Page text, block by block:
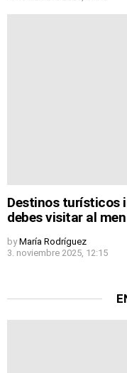
Destinos turísticos
debes visitar al
by María Rodríguez
3. noviembre 2025, 12:15